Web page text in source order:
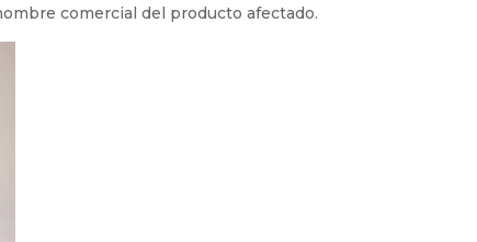
comercial del producto afectado.